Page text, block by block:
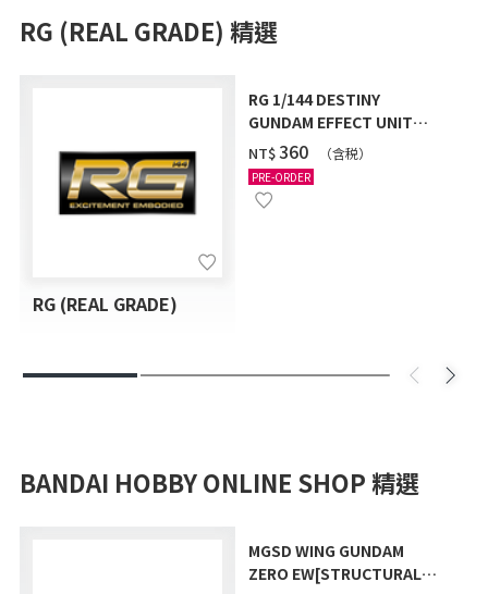
RG (REAL GRADE) 精選
RG (REAL GRADE)
RG 1/144 DESTINY
GUNDAM EFFECT UNIT
"LIGHTNING WING" [2026
年9月發送]
NT$‌360 （含税）
PRE-ORDER
BANDAI HOBBY ONLINE SHOP 精選
MGSD WING GUNDAM
ZERO EW[STRUCTURAL